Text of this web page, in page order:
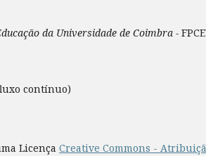
da Universidade de Coimbra -
contínuo)
Licença Creative Commons -